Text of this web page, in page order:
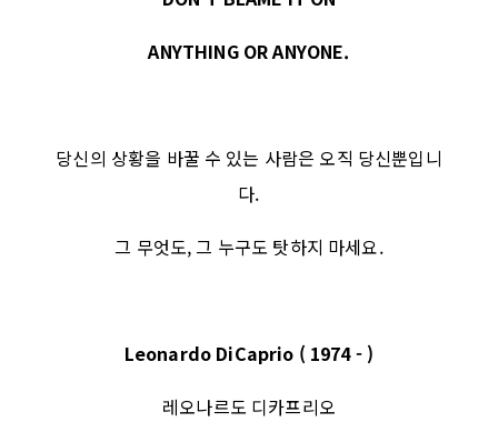
ANYTHING OR ANYONE.
당신의 상황을 바꿀 수 있는 사람은 오직 당신뿐입니
다.
그 무엇도, 그 누구도 탓하지 마세요.
Leonardo DiCaprio ( 1974 - )
레오나르도 디카프리오